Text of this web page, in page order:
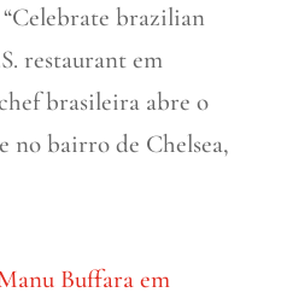
brazilian
restaurant em
brasileira abre o
no bairro de Chelsea,
Buffara em